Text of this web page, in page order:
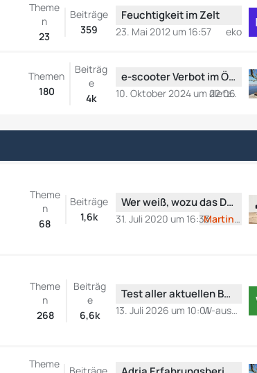
e
t
r
e
e
t
g
Theme
n
23
Beiträge
359
e
e
i
r
g
Feuchtigkeit im Zelt
eko
23. Mai 2012 um 16:57
Themen
180
Beiträg
e
4k
e
t
B
r
e-scooter Verbot im ÖPNV
dietzekall
10. Oktober 2024 um 22:06
Theme
n
68
Beiträge
1,6k
e
B
e
Wer weiß, wozu das Ding ist
Martin Z
31. Juli 2020 um 16:33
Theme
n
268
Beiträg
e
6,6k
e
Test aller aktuellen Basisfahrzeuge
W-aus-SI
13. Juli 2026 um 10:01
Theme
Beiträge